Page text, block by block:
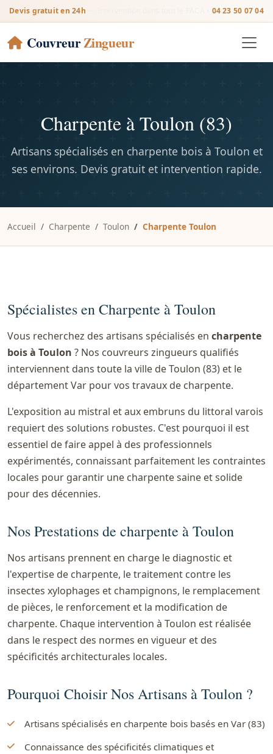
Devis gratuit en 24h 04 23 50 07 04
CouvreurZingueur
Charpente à Toulon (83)
Artisans spécialisés en charpente bois à Toulon et
ses environs. Devis gratuit et intervention rapide.
Accueil Charpente Toulon Charpente Toulon
Spécialistes en Charpente à Toulon
Vous recherchez des artisans spécialisés en charpente
bois à Toulon ? Nos couvreurs zingueurs qualifiés
interviennent dans toute la ville de Toulon (83) et le
département Var pour vos travaux de charpente.
L'exposition au mistral et aux embruns du littoral varois
requiert des solutions robustes. C'est pourquoi il est
essentiel de faire appel à des professionnels
expérimentés, connaissant parfaitement les contraintes
locales pour garantir une charpente saine et solide
pour des décennies.
Nos Prestations de charpente à Toulon
Nos artisans prennent en charge le diagnostic et
l'expertise de charpente, le traitement contre les
insectes xylophages et champignons, le remplacement
de pièces, le renforcement et la modification de
charpente. Chaque intervention à Toulon est réalisée
dans le respect des normes en vigueur et des
spécificités architecturales locales.
Pourquoi Choisir Nos Artisans à Toulon ?
Artisans spécialisés en charpente bois basés en Var (83)
Connaissance des spécificités climatiques et